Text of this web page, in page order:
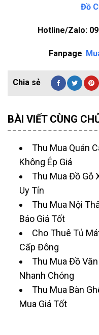
Đồ
Hotline/Zalo:
Fanpage:
BÀI VIẾT CÙNG
Thu Mua Quán
Không Ép Giá
Thu Mua Đồ Gỗ
Uy Tín
Thu Mua Nội
Báo Giá Tốt
Cho Thuê Tủ
Cấp Đông
Thu Mua Đồ
Nhanh Chóng
Thu Mua Bàn
Mua Giá Tốt